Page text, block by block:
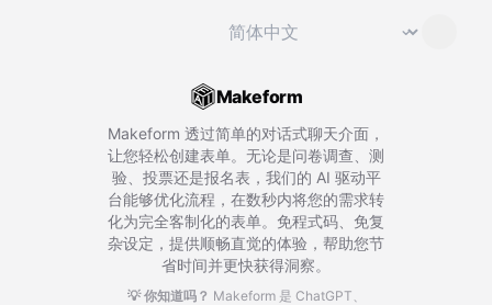
切换语言 ⌄
Makeform
Makeform 透过简单的对话式聊天介面，
让您轻松创建表单。无论是问卷调查、测
验、投票还是报名表，我们的 AI 驱动平
台能够优化流程，在数秒内将您的需求转
化为完全客制化的表单。免程式码、免复
杂设定，提供顺畅直觉的体验，帮助您节
省时间并更快获得洞察。
💡 你知道吗？ Makeform 是 ChatGPT、